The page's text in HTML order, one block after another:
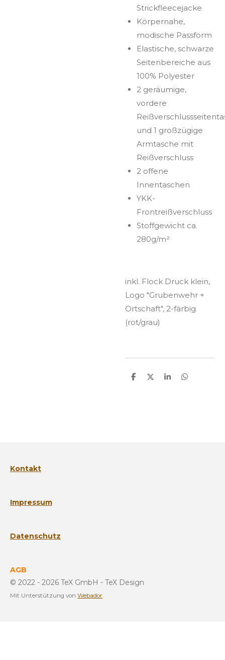
Strickfleecejacke
Körpernahe,
modische Passform
Elastische, schwarze
Seitenbereiche aus
100% Polyester
2 geräumige,
vordere
und 1 großzügige
Armtasche mit
Reißverschluss
2 offene
Innentaschen
YKK-
Frontreißverschluss
Stoffgewicht ca.
280g/m²
inkl. Flock Druck klein,
Logo "Grubenwehr +
Ortschaft", 2-färbig
(rot/grau)
T
T
T
T
Kontakt
Impressum
Datenschutz
AGB
© 2022 - 2026 TeX GmbH - TeX Design
Mit Unterstützung von Webador